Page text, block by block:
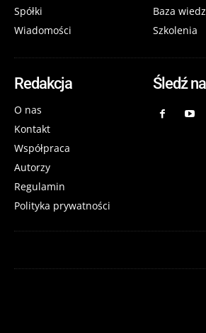
Spółki
Wiadomości
Baza
Szkolenia
Redakcja
O nas
Kontakt
Współpraca
Autorzy
Regulamin
Polityka prywatności
Śledź